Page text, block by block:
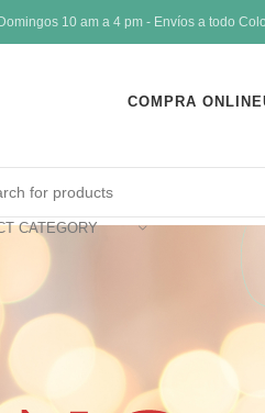
10 am a 4 pm - Envíos a todo
COMPRA ONLINE
CATEGORY